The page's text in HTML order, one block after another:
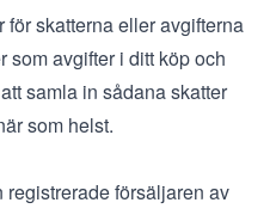
skatterna eller avgifterna
som avgifter i ditt köp och
samla in sådana skatter
som helst.
registrerade försäljaren av